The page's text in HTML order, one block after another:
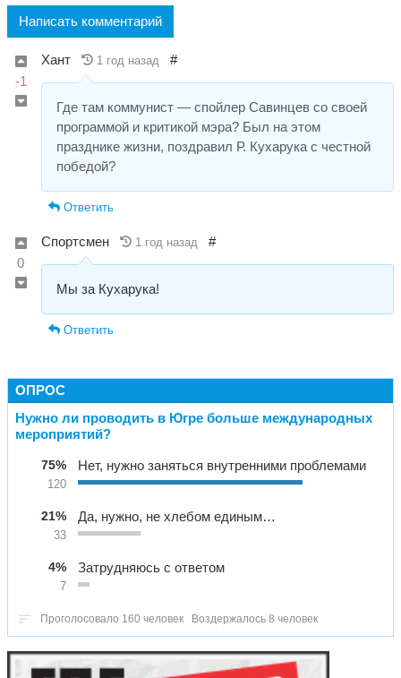
Написать комментарий
-1
Хант 1 год назад #
Где там коммунист — спойлер Савинцев со своей
программой и критикой мэра? Был на этом
празднике жизни, поздравил Р. Кухарука с честной
победой?
Ответить
0
Спортсмен 1 год назад #
Мы за Кухарука!
Ответить
ОПРОС
Нужно ли проводить в Югре больше международных
мероприятий?
75%
120
Нет, нужно заняться внутренними проблемами
21%
33
Да, нужно, не хлебом единым…
4%
7
Затрудняюсь с ответом
Проголосовало 160 человек Воздержалось 8 человек